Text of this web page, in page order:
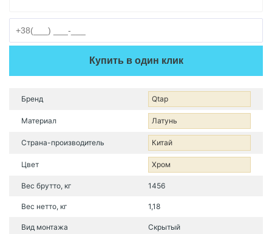
Купить в один клик
Бренд Qtap
Материал Латунь
Страна-производитель Китай
Цвет Хром
Вес брутто, кг 1456
Вес нетто, кг 1,18
Вид монтажа Скрытый